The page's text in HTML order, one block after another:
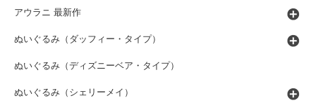
アウラニ 最新作
ぬいぐるみ（ダッフィー・タイプ）
ぬいぐるみ（ディズニーベア・タイプ）
ぬいぐるみ（シェリーメイ）